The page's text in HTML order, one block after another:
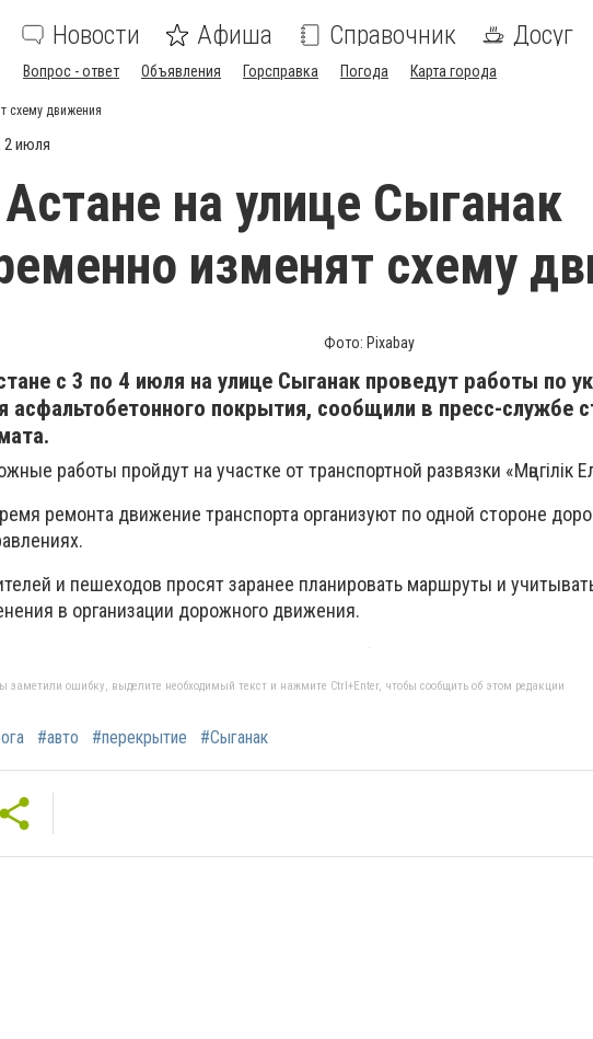
Новости Афиша Справочник Досуг
Вопрос - ответ Объявления Горсправка Погода Карта города
схему движения
2 июля
на улице Сыганак
изменят схему
Фото: Pixabay
с 3 по 4 июля на улице Сыганак проведут работы по
асфальтобетонного покрытия, сообщили в пресс-службе
работы пройдут на участке от транспортной развязки «Мәңгілік
ремонта движение транспорта организуют по одной стороне
и пешеходов просят заранее планировать маршруты и
в организации дорожного движения.
заметили ошибку, выделите необходимый текст и нажмите Ctrl+Enter, чтобы сообщить об этом редакции
#авто #перекрытие #Cыганак